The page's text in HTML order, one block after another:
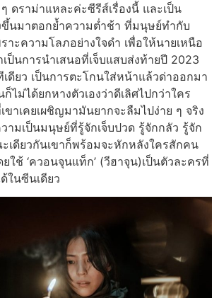
ดราม่าแหละค่ะซีรีส์เรื่องนี้ และเป็น
ขึ้นมาตอกย้ำความต่ำช้า ที่มนุษย์ทำกับ
าะความโลภอย่างใจดำ เพื่อให้นายเหนือ
เป็นการนำเสนอที่เจ็บแสบส่งท้ายปี 2023
เดียว เป็นการตะโกนใส่หน้าแล้วด่าออกมา
ไม่ได้ยกหางตัวเองว่าดีเลิศไปกว่าใคร
ขาเคยเผชิญมามันยากจะลืมไปง่าย ๆ จริง
ามเป็นมนุษย์ที่รู้จักเจ็บปวด รู้จักกลัว รู้จัก
เดียวกันเขาก็พร้อมจะหักหลังใครสักคน
ยใช้ ‘ควอนจุนแท็ก’ (วีฮาจุน)เป็นตัวละครที่
ในซีนเดียว